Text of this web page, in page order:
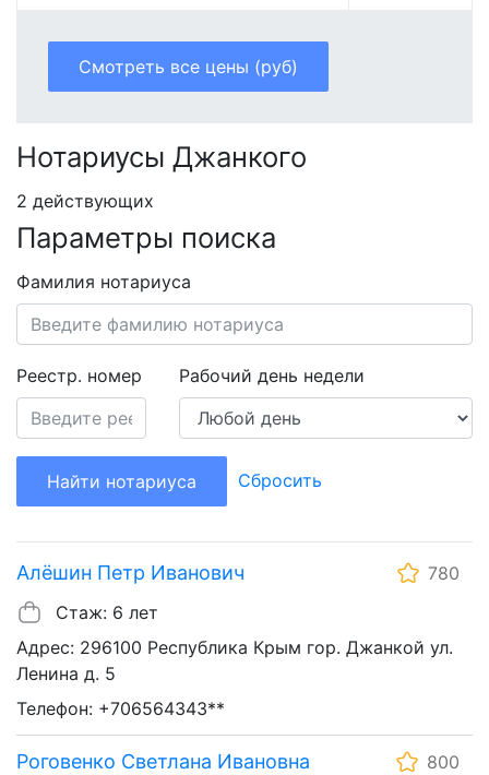
Смотреть все цены (руб)
Нотариусы Джанкого
2 действующих
Параметры поиска
Фамилия нотариуса
Реестр. номер Рабочий день недели
Найти нотариуса Сбросить
Алёшин Петр Иванович
780
Стаж: 6 лет
Адрес: 296100 Республика Крым гор. Джанкой ул.
Ленина д. 5
Телефон: +706564343**
Роговенко Светлана Ивановна 800